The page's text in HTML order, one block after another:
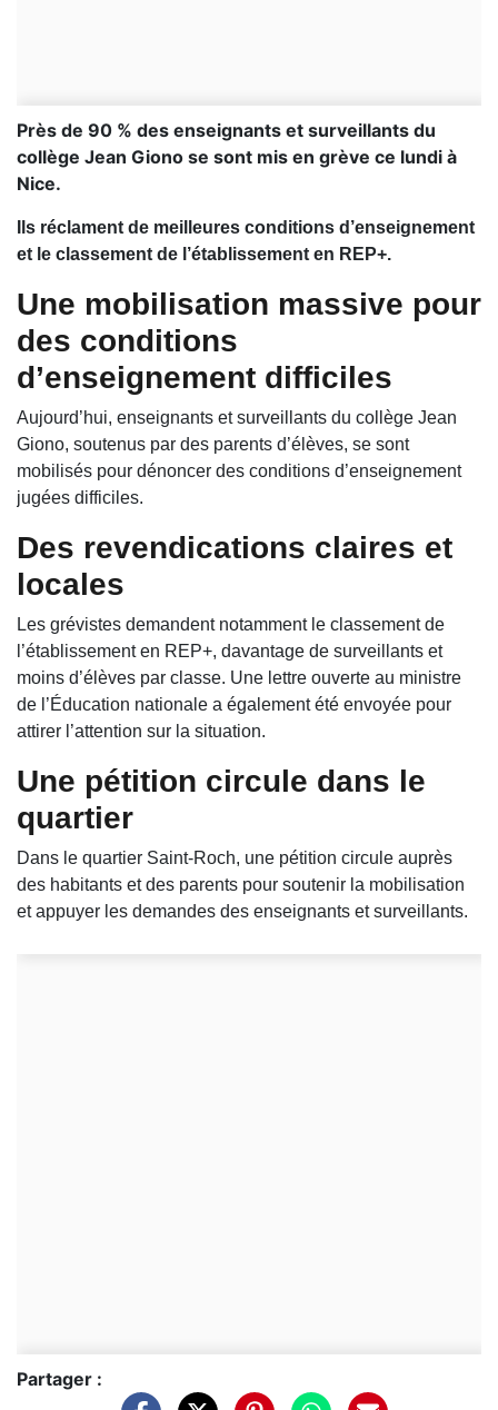
Près de 90 % des enseignants et surveillants du
collège Jean Giono se sont mis en grève ce lundi à
Nice.
Ils réclament de meilleures conditions d’enseignement
et le classement de l’établissement en REP+.
Une mobilisation massive pour
des conditions
d’enseignement difficiles
Aujourd’hui, enseignants et surveillants du collège Jean
Giono, soutenus par des parents d’élèves, se sont
mobilisés pour dénoncer des conditions d’enseignement
jugées difficiles.
Des revendications claires et
locales
Les grévistes demandent notamment le classement de
l’établissement en REP+, davantage de surveillants et
moins d’élèves par classe. Une lettre ouverte au ministre
de l’Éducation nationale a également été envoyée pour
attirer l’attention sur la situation.
Une pétition circule dans le
quartier
Dans le quartier Saint-Roch, une pétition circule auprès
des habitants et des parents pour soutenir la mobilisation
et appuyer les demandes des enseignants et surveillants.
Partager :